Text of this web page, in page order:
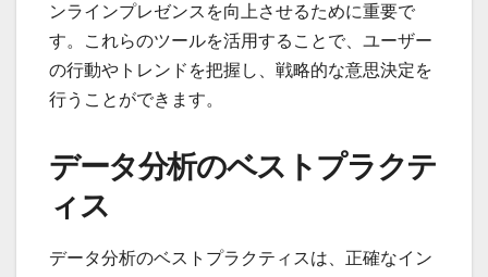
ンラインプレゼンスを向上させるために重要で
す。これらのツールを活用することで、ユーザー
の行動やトレンドを把握し、戦略的な意思決定を
行うことができます。
データ分析のベストプラクテ
ィス
データ分析のベストプラクティスは、正確なイン